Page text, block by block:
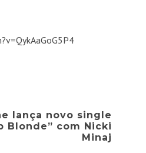
lança novo single
Blonde” com Nicki
Minaj